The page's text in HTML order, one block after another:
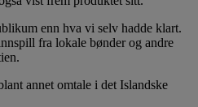
enn hva vi selv hadde klart.
fra lokale bønder og andre
annet omtale i det Islandske